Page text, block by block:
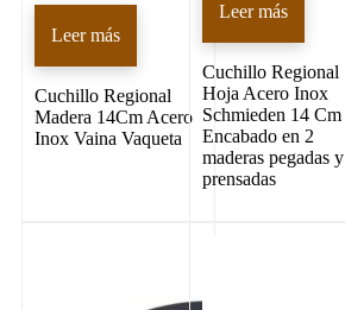
Leer más
Cuchillo Regional
Madera 14Cm Acero
Inox Vaina Vaqueta
Leer más
Cuchillo Regional
Hoja Acero Inox
Schmieden 14 Cm
Encabado en 2
maderas pegadas y
prensadas